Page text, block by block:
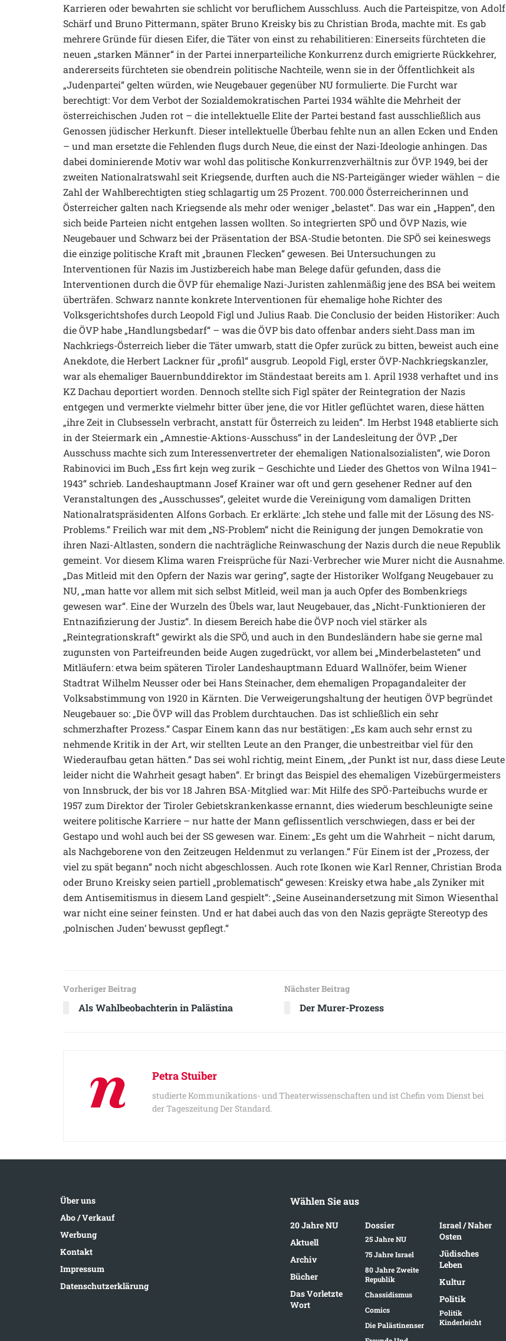
Karrieren oder bewahrten sie schlicht vor beruflichem Ausschluss. Auch die Parteispitze, von Adolf
Schärf und Bruno Pittermann, später Bruno Kreisky bis zu Christian Broda, machte mit. Es gab
mehrere Gründe für diesen Eifer, die Täter von einst zu rehabilitieren: Einerseits fürchteten die
neuen „starken Männer“ in der Partei innerparteiliche Konkurrenz durch emigrierte Rückkehrer,
andererseits fürchteten sie obendrein politische Nachteile, wenn sie in der Öffentlichkeit als
„Judenpartei“ gelten würden, wie Neugebauer gegenüber NU formulierte. Die Furcht war
berechtigt: Vor dem Verbot der Sozialdemokratischen Partei 1934 wählte die Mehrheit der
österreichischen Juden rot – die intellektuelle Elite der Partei bestand fast ausschließlich aus
Genossen jüdischer Herkunft. Dieser intellektuelle Überbau fehlte nun an allen Ecken und Enden
– und man ersetzte die Fehlenden flugs durch Neue, die einst der Nazi-Ideologie anhingen. Das
dabei dominierende Motiv war wohl das politische Konkurrenzverhältnis zur ÖVP. 1949, bei der
zweiten Nationalratswahl seit Kriegsende, durften auch die NS-Parteigänger wieder wählen – die
Zahl der Wahlberechtigten stieg schlagartig um 25 Prozent. 700.000 Österreicherinnen und
Österreicher galten nach Kriegsende als mehr oder weniger „belastet“. Das war ein „Happen“, den
sich beide Parteien nicht entgehen lassen wollten. So integrierten SPÖ und ÖVP Nazis, wie
Neugebauer und Schwarz bei der Präsentation der BSA-Studie betonten. Die SPÖ sei keineswegs
die einzige politische Kraft mit „braunen Flecken“ gewesen. Bei Untersuchungen zu
Interventionen für Nazis im Justizbereich habe man Belege dafür gefunden, dass die
Interventionen durch die ÖVP für ehemalige Nazi-Juristen zahlenmäßig jene des BSA bei weitem
überträfen. Schwarz nannte konkrete Interventionen für ehemalige hohe Richter des
Volksgerichtshofes durch Leopold Figl und Julius Raab. Die Conclusio der beiden Historiker: Auch
die ÖVP habe „Handlungsbedarf“ – was die ÖVP bis dato offenbar anders sieht.Dass man im
Nachkriegs-Österreich lieber die Täter umwarb, statt die Opfer zurück zu bitten, beweist auch eine
Anekdote, die Herbert Lackner für „profil“ ausgrub. Leopold Figl, erster ÖVP-Nachkriegskanzler,
war als ehemaliger Bauernbunddirektor im Ständestaat bereits am 1. April 1938 verhaftet und ins
KZ Dachau deportiert worden. Dennoch stellte sich Figl später der Reintegration der Nazis
entgegen und vermerkte vielmehr bitter über jene, die vor Hitler geflüchtet waren, diese hätten
„ihre Zeit in Clubsesseln verbracht, anstatt für Österreich zu leiden“. Im Herbst 1948 etablierte sich
in der Steiermark ein „Amnestie-Aktions-Ausschuss“ in der Landesleitung der ÖVP. „Der
Ausschuss machte sich zum Interessenvertreter der ehemaligen Nationalsozialisten“, wie Doron
Rabinovici im Buch „Ess firt kejn weg zurik – Geschichte und Lieder des Ghettos von Wilna 1941–
1943“ schrieb. Landeshauptmann Josef Krainer war oft und gern gesehener Redner auf den
Veranstaltungen des „Ausschusses“, geleitet wurde die Vereinigung vom damaligen Dritten
Nationalratspräsidenten Alfons Gorbach. Er erklärte: „Ich stehe und falle mit der Lösung des NS-
Problems.“ Freilich war mit dem „NS-Problem“ nicht die Reinigung der jungen Demokratie von
ihren Nazi-Altlasten, sondern die nachträgliche Reinwaschung der Nazis durch die neue Republik
gemeint. Vor diesem Klima waren Freisprüche für Nazi-Verbrecher wie Murer nicht die Ausnahme.
„Das Mitleid mit den Opfern der Nazis war gering“, sagte der Historiker Wolfgang Neugebauer zu
NU, „man hatte vor allem mit sich selbst Mitleid, weil man ja auch Opfer des Bombenkriegs
gewesen war“. Eine der Wurzeln des Übels war, laut Neugebauer, das „Nicht-Funktionieren der
Entnazifizierung der Justiz“. In diesem Bereich habe die ÖVP noch viel stärker als
„Reintegrationskraft“ gewirkt als die SPÖ, und auch in den Bundesländern habe sie gerne mal
zugunsten von Parteifreunden beide Augen zugedrückt, vor allem bei „Minderbelasteten“ und
Mitläufern: etwa beim späteren Tiroler Landeshauptmann Eduard Wallnöfer, beim Wiener
Stadtrat Wilhelm Neusser oder bei Hans Steinacher, dem ehemaligen Propagandaleiter der
Volksabstimmung von 1920 in Kärnten. Die Verweigerungshaltung der heutigen ÖVP begründet
Neugebauer so: „Die ÖVP will das Problem durchtauchen. Das ist schließlich ein sehr
schmerzhafter Prozess.“ Caspar Einem kann das nur bestätigen: „Es kam auch sehr ernst zu
nehmende Kritik in der Art, wir stellten Leute an den Pranger, die unbestreitbar viel für den
Wiederaufbau getan hätten.“ Das sei wohl richtig, meint Einem, „der Punkt ist nur, dass diese Leute
leider nicht die Wahrheit gesagt haben“. Er bringt das Beispiel des ehemaligen Vizebürgermeisters
von Innsbruck, der bis vor 18 Jahren BSA-Mitglied war: Mit Hilfe des SPÖ-Parteibuchs wurde er
1957 zum Direktor der Tiroler Gebietskrankenkasse ernannt, dies wiederum beschleunigte seine
weitere politische Karriere – nur hatte der Mann geflissentlich verschwiegen, dass er bei der
Gestapo und wohl auch bei der SS gewesen war. Einem: „Es geht um die Wahrheit – nicht darum,
als Nachgeborene von den Zeitzeugen Heldenmut zu verlangen.“ Für Einem ist der „Prozess, der
viel zu spät begann“ noch nicht abgeschlossen. Auch rote Ikonen wie Karl Renner, Christian Broda
oder Bruno Kreisky seien partiell „problematisch“ gewesen: Kreisky etwa habe „als Zyniker mit
dem Antisemitismus in diesem Land gespielt“: „Seine Auseinandersetzung mit Simon Wiesenthal
war nicht eine seiner feinsten. Und er hat dabei auch das von den Nazis geprägte Stereotyp des
‚polnischen Juden‘ bewusst gepflegt.“
Vorheriger Beitrag
Als Wahlbeobachterin in Palästina
Nächster Beitrag
Der Murer-Prozess
Petra Stuiber
studierte Kommunikations- und Theaterwissenschaften und ist Chefin vom Dienst bei
der Tageszeitung Der Standard.
Über uns
Abo / Verkauf
Werbung
Kontakt
Impressum
Datenschutzerklärung
Wählen Sie aus
20 Jahre NU
Aktuell
Archiv
Bücher
Das Vorletzte
Wort
Dossier
25 Jahre NU
75 Jahre Israel
80 Jahre Zweite
Republik
Chassidismus
Comics
Die Palästinenser
Israel / Naher
Osten
Jüdisches
Leben
Kultur
Politik
Politik
Kinderleicht